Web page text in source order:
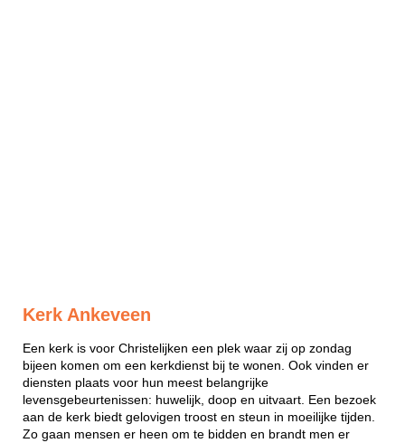
Kerk Ankeveen
Een kerk is voor Christelijken een plek waar zij op zondag
bijeen komen om een kerkdienst bij te wonen. Ook vinden er
diensten plaats voor hun meest belangrijke
levensgebeurtenissen: huwelijk, doop en uitvaart. Een bezoek
aan de kerk biedt gelovigen troost en steun in moeilijke tijden.
Zo gaan mensen er heen om te bidden en brandt men er